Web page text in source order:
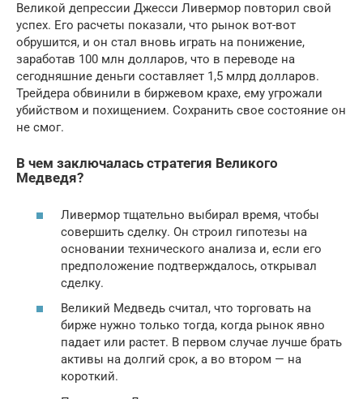
Великой депрессии Джесси Ливермор повторил свой
успех. Его расчеты показали, что рынок вот-вот
обрушится, и он стал вновь играть на понижение,
заработав 100 млн долларов, что в переводе на
сегодняшние деньги составляет 1,5 млрд долларов.
Трейдера обвинили в биржевом крахе, ему угрожали
убийством и похищением. Сохранить свое состояние он
не смог.
В чем заключалась стратегия Великого
Медведя?
Ливермор тщательно выбирал время, чтобы
совершить сделку. Он строил гипотезы на
основании технического анализа и, если его
предположение подтверждалось, открывал
сделку.
Великий Медведь считал, что торговать на
бирже нужно только тогда, когда рынок явно
падает или растет. В первом случае лучше брать
активы на долгий срок, а во втором — на
короткий.